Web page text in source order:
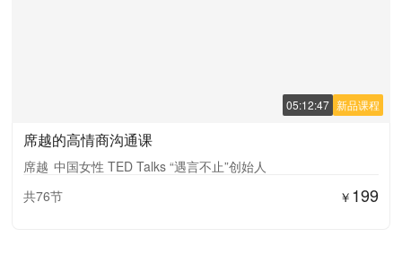
新品课程
05:12:47
席越的高情商沟通课
席越 中国女性 TED Talks “遇言不止”创始人
共76节
￥ 199